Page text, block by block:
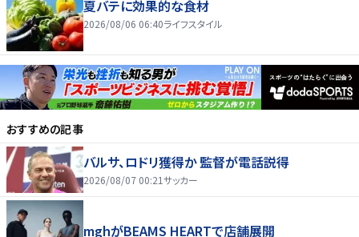
夏バテに効果的な食材
2026/08/06 06:40ライフスタイル
おすすめの記事
バルサ、ロドリ獲得か 監督が電話説得
2026/08/07 00:21サッカー
mghがBEAMS HEARTで店舗展開